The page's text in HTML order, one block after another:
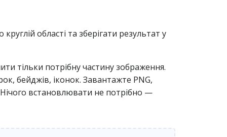
області та зберігати результат у
тільки потрібну частину зображення.
бейджів, іконок. Завантажте PNG,
Нічого встановлювати не потрібно —